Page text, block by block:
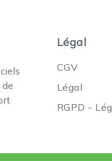
Légal
CGV
Légal
RGPD -